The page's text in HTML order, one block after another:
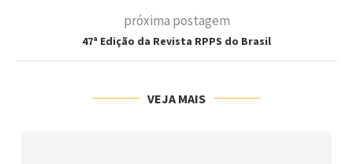
próxima postagem
47ª Edição da Revista RPPS do Brasil
VEJA MAIS